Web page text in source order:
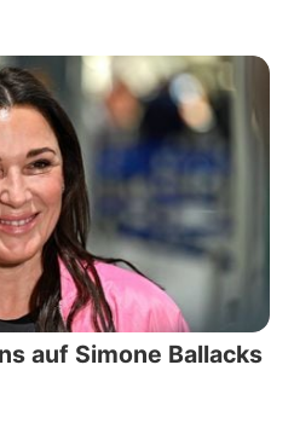
auf Simone Ballacks